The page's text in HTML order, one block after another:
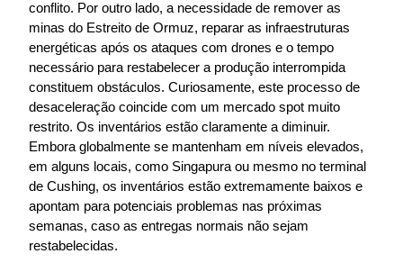
conflito. Por outro lado, a necessidade de remover as
minas do Estreito de Ormuz, reparar as infraestruturas
energéticas após os ataques com drones e o tempo
necessário para restabelecer a produção interrompida
constituem obstáculos. Curiosamente, este processo de
desaceleração coincide com um mercado spot muito
restrito. Os inventários estão claramente a diminuir.
Embora globalmente se mantenham em níveis elevados,
em alguns locais, como Singapura ou mesmo no terminal
de Cushing, os inventários estão extremamente baixos e
apontam para potenciais problemas nas próximas
semanas, caso as entregas normais não sejam
restabelecidas.